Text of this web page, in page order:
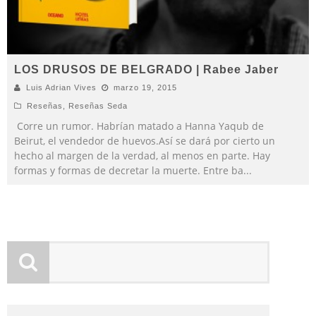
LOS DRUSOS DE BELGRADO | Rabee Jaber
Luis Adrian Vives marzo 19, 2015
Reseñas Reseñas Seda
Corre un rumor. Habrían matado a Hanna Yaqub de
Beirut, el vendedor de huevos.Así se dará por cierto un
hecho al margen de la verdad, al menos en parte. Hay
formas y formas de decretar la muerte. Entre ba...